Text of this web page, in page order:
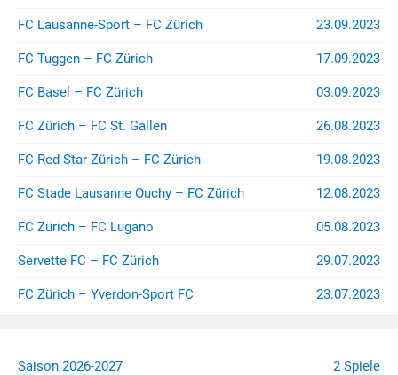
FC Lausanne-Sport – FC Zürich 23.09.2023
FC Tuggen – FC Zürich 17.09.2023
FC Basel – FC Zürich 03.09.2023
FC Zürich – FC St. Gallen 26.08.2023
FC Red Star Zürich – FC Zürich 19.08.2023
FC Stade Lausanne Ouchy – FC Zürich 12.08.2023
FC Zürich – FC Lugano 05.08.2023
Servette FC – FC Zürich 29.07.2023
FC Zürich – Yverdon-Sport FC 23.07.2023
Saison 2026-2027 2 Spiele